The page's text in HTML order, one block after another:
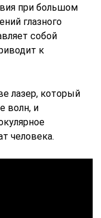
при большом
глазного
собой
к
лазер, который
волн, и
человека.